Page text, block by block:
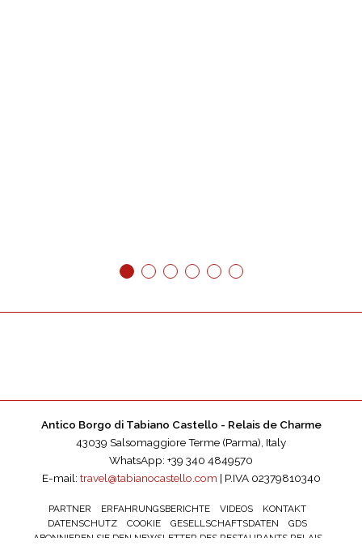
Antico Borgo di Tabiano Castello - Relais de Charme
43039 Salsomaggiore Terme (Parma), Italy
WhatsApp: +39 340 4849570
E-mail: travel@tabianocastello.com | P.IVA 02379810340
PARTNER ERFAHRUNGSBERICHTE VIDEOS
KONTAKT
DATENSCHUTZ
COOKIE GESELLSCHAFTSDATEN
GDS
ABONNIEREN SIE DEN NEWSLETTER DES RESTAURANTS RELAIS